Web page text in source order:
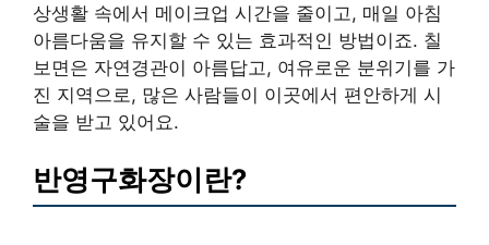
상생활 속에서 메이크업 시간을 줄이고, 매일 아침
아름다움을 유지할 수 있는 효과적인 방법이죠. 칠
보면은 자연경관이 아름답고, 여유로운 분위기를 가
진 지역으로, 많은 사람들이 이곳에서 편안하게 시
술을 받고 있어요.
반영구화장이란?